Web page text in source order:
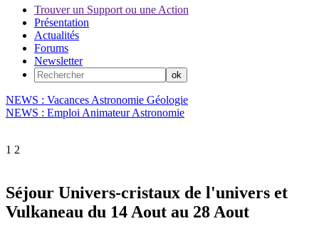
Trouver un Support ou une Action
Présentation
Actualités
Forums
Newsletter
NEWS : Vacances Astronomie Géologie
NEWS : Emploi Animateur Astronomie
1 2
Séjour Univers-cristaux de l'univers et
Vulkaneau du 14 Aout au 28 Aout